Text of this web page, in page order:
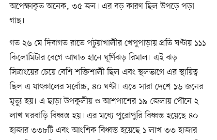
অপেক্ষাকৃত অনেক, ৩৫ জন। এর বড় কারণ ছিল উপড়ে পড়া
গাছ।
গত ২৬ মে দিবাগত রাতে পটুয়াখালীর খেপুপাড়ায় প্রতি ঘণ্টায় ১১১
কিলোমিটার বেগে আঘাত হানে ঘূর্ণিঝড় রিমাল। এই ঝড়
সিত্রাংয়ের চেয়ে বেশি শক্তিশালী ছিল এবং স্থলভাগে এর স্থায়িত্ব
ছিল এ যাৎকালের সর্বোচ্চ, ৪০ ঘণ্টা। এতে সারা দেশে ১৬ জনের
মৃত্যু হয়। এ ছাড়া উপকূলীয় ও আশপাশের ১৯ জেলায় পৌনে ২
লাখ ঘরবাড়ি বিধ্বস্ত হয়। এর মধ্যে পুরোপুরি বিধ্বস্ত হয়েছে ৪০
হাজার ৩৩৮টি এবং আংশিক বিধ্বস্ত হয়েছে ১ লাখ ৩৩ হাজার